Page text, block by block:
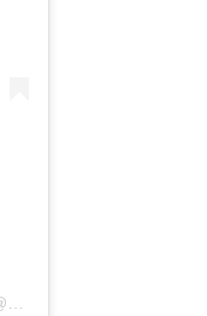
A post shared by Havaianas Europe (@havaianaseurope)